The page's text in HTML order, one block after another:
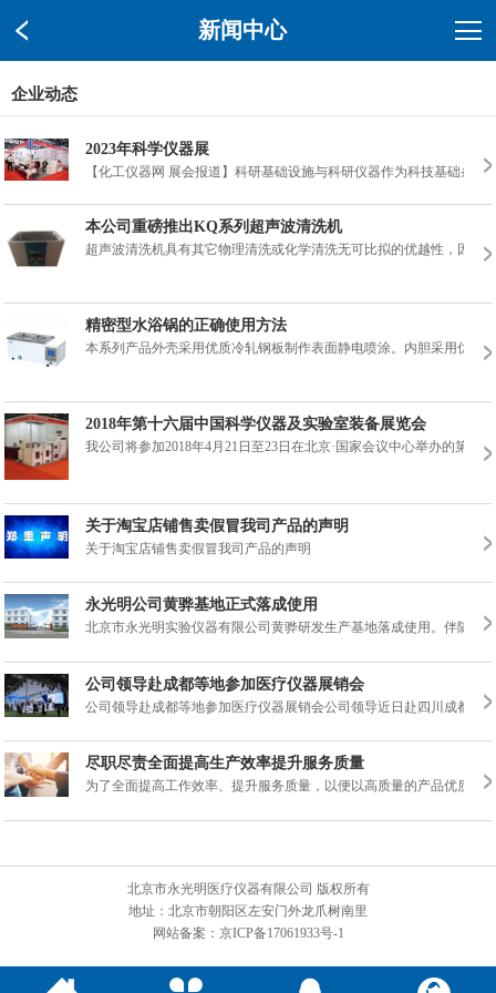
新闻中心
企业动态
2023年科学仪器展
【化工仪器网 展会报道】科研基础设施与科研仪器作为科技基础条
本公司重磅推出KQ系列超声波清洗机
超声波清洗机具有其它物理清洗或化学清洗无可比拟的优越性，因此
精密型水浴锅的正确使用方法
本系列产品外壳采用优质冷轧钢板制作表面静电喷涂。内胆采用优质
2018年第十六届中国科学仪器及实验室装备展览会
我公司将参加2018年4月21日至23日在北京·国家会议中心举办的第
关于淘宝店铺售卖假冒我司产品的声明
关于淘宝店铺售卖假冒我司产品的声明
永光明公司黄骅基地正式落成使用
北京市永光明实验仪器有限公司黄骅研发生产基地落成使用。伴随着
公司领导赴成都等地参加医疗仪器展销会
公司领导赴成都等地参加医疗仪器展销会公司领导近日赴四川成都、
尽职尽责全面提高生产效率提升服务质量
为了全面提高工作效率、提升服务质量，以便以高质量的产品优质
北京市永光明医疗仪器有限公司 版权所有
地址：北京市朝阳区左安门外龙爪树南里
网站备案：京ICP备17061933号-1